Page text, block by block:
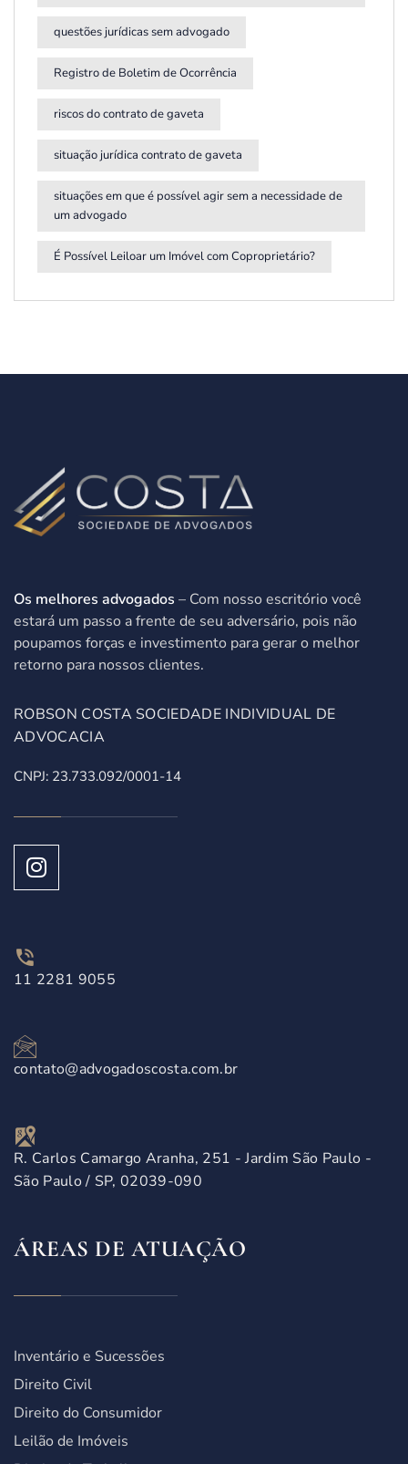
questões jurídicas sem advogado
Registro de Boletim de Ocorrência
riscos do contrato de gaveta
situação jurídica contrato de gaveta
situações em que é possível agir sem a necessidade de
um advogado
É Possível Leiloar um Imóvel com Coproprietário?
Os melhores advogados – Com nosso escritório você
estará um passo a frente de seu adversário, pois não
poupamos forças e investimento para gerar o melhor
retorno para nossos clientes.
ROBSON COSTA SOCIEDADE INDIVIDUAL DE
ADVOCACIA
CNPJ: 23.733.092/0001-14
11 2281 9055
contato@advogadoscosta.com.br
R. Carlos Camargo Aranha, 251 - Jardim São Paulo -
São Paulo / SP, 02039-090
ÁREAS DE ATUAÇÃO
Inventário e Sucessões
Direito Civil
Direito do Consumidor
Leilão de Imóveis